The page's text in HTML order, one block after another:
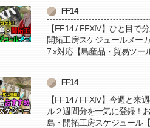
FF14
【FF14 / FFXIV】ひと目で
開拓工房スケジュールメー
7.x対応【島産品・貿易ツー
FF14
【FF14 / FFXIV】今週と来
ル２週間分を一気に登録！
島・開拓工房スケジュール【